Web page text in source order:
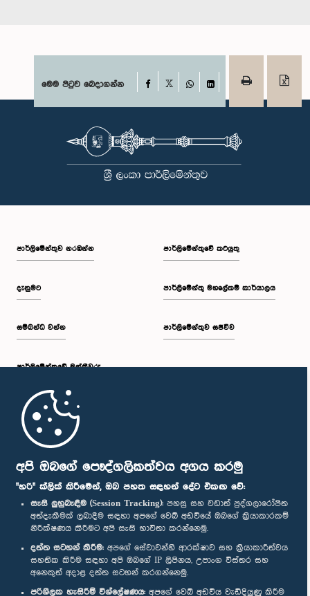
අපි ඔබගේ පෞද්ගලිකත්වය අගය කරමු
"හරි" ක්ලික් කිරීමෙන්, ඔබ පහත සඳහන් දේට එකඟ වේ:
සැසි ලුහුබැඳීම (Session Tracking): පහසු සහ වඩාත් පුද්ගලාරෝපිත
අත්දැකීමක් ලබාදීම සඳහා අපගේ වෙබ් අඩවියේ ඔබගේ ක්‍රියාකාරකම්
නිරීක්ෂණය කිරීමට අපි සැසි භාවිතා කරන්නෙමු.
දත්ත සටහන් කිරීම: අපගේ සේවාවන්හි ආරක්ෂාව සහ ක්‍රියාකාරීත්වය
සහතික කිරීම සඳහා අපි ඔබගේ IP ලිපිනය, උපාංග විස්තර සහ
අනෙකුත් අදාළ දත්ත සටහන් කරගන්නෙමු.
පරිශීලක හැසිරීම් විශ්ලේෂණය: අපගේ වෙබ් අඩවිය වැඩිදියුණු කිරීම
මෙම පිටුව බෙදාගන්න Facebook
WhatsAppLinkedIn
පාර්ලි‌මේන්තුව නරඹන්න
දැනුමට
සම්බන්ධ වන්න
පාර්ලි‌මේන්තුවේ මන්ත්‍රීවරු
මුල් පිටුව
පාර්ලිමේන්තුවේ කටයුතු
පාර්ලිමේන්තු මහලේකම් කාර්යාලය
පාර්ලිමේන්තුව සජීවීව
පාර්ලිමේන්තු ජංගම යෙදුම
අප හා සම්බන්ධ වී සිටින්න :
සම්මාන